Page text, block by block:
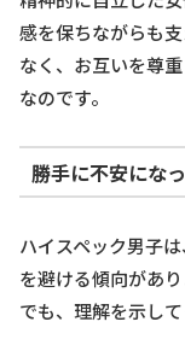
感を保ちながらも
なく、お互いを尊
なのです。
勝手に不安にな
ハイスペック男子
を避ける傾向があ
でも、理解を示し